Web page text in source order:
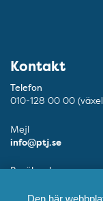
Kontakt
Telefon
010-128 00 00
Mejl
info@ptj.se
Besöksadress